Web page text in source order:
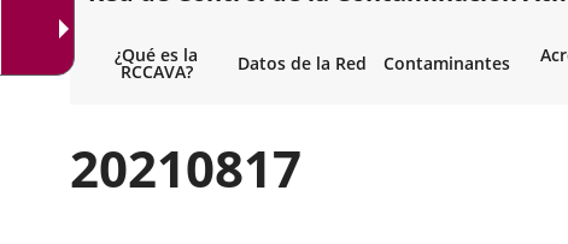
¿Qué es la
RCCAVA? Datos de la Red Contaminantes
20210817